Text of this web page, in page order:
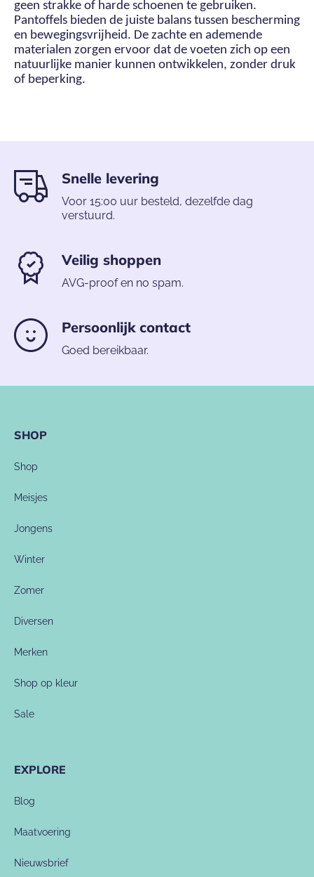
geen strakke of harde schoenen te gebruiken.
Pantoffels bieden de juiste balans tussen bescherming
en bewegingsvrijheid. De zachte en ademende
materialen zorgen ervoor dat de voeten zich op een
natuurlijke manier kunnen ontwikkelen, zonder druk
of beperking.
Snelle levering
Voor 15:00 uur besteld, dezelfde dag
verstuurd.
Veilig shoppen
AVG-proof en no spam.
Persoonlijk contact
Goed bereikbaar.
SHOP
Shop
Meisjes
Jongens
Winter
Zomer
Diversen
Merken
Shop op kleur
Sale
EXPLORE
Blog
Maatvoering
Nieuwsbrief